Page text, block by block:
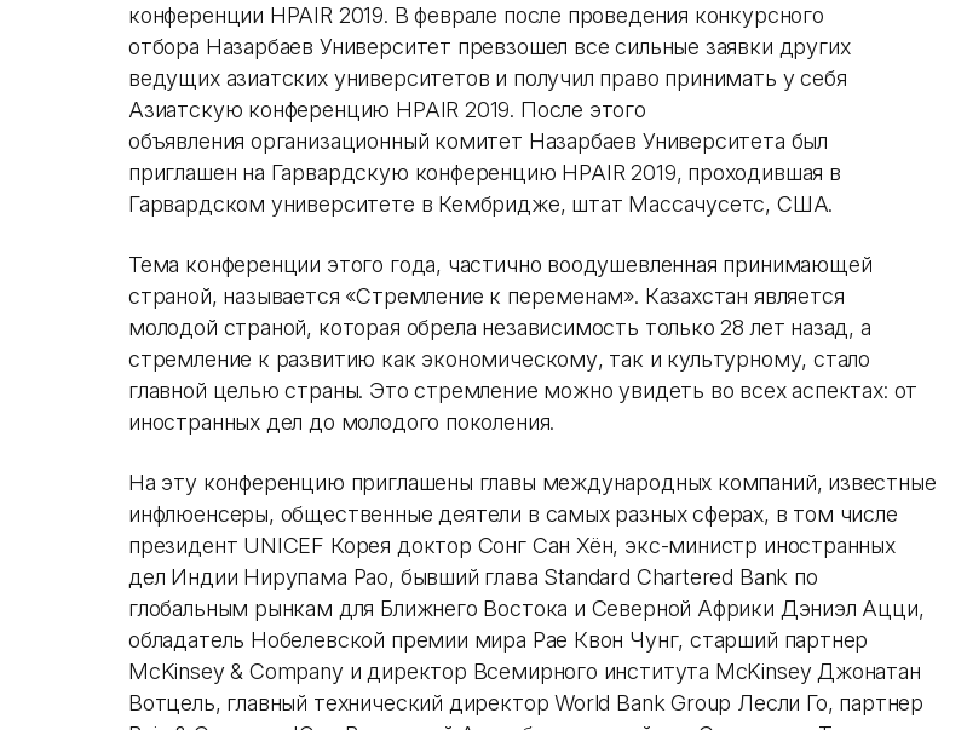
конференции HPAIR 2019. В феврале после проведения конкурсного
отбора Назарбаев Университет превзошел все сильные заявки других
ведущих азиатских университетов и получил право принимать у себя
Азиатскую конференцию HPAIR 2019. После этого
объявления организационный комитет Назарбаев Университета был
приглашен на Гарвардскую конференцию HPAIR 2019, проходившая в
Гарвардском университете в Кембридже, штат Массачусетс, США.
Тема конференции этого года, частично воодушевленная принимающей
страной, называется «Стремление к переменам». Казахстан является
молодой страной, которая обрела независимость только 28 лет назад, а
стремление к развитию как экономическому, так и культурному, стало
главной целью страны. Это стремление можно увидеть во всех аспектах: от
иностранных дел до молодого поколения.
На эту конференцию приглашены главы международных компаний, известные
инфлюенсеры, общественные деятели в самых разных сферах, в том числе
президент UNICEF Корея доктор Сонг Сан Хён, экс-министр иностранных
дел Индии Нирупама Рао, бывший глава Standard Chartered Bank по
глобальным рынкам для Ближнего Востока и Северной Африки Дэниэл Ацци,
обладатель Нобелевской премии мира Рае Квон Чунг, старший партнер
McKinsey & Company и директор Всемирного института McKinsey Джонатан
Вотцель, главный технический директор World Bank Group Лесли Го, партнер